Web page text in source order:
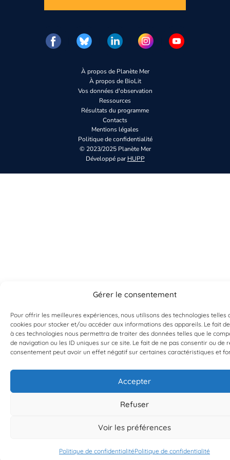
Gérer le consentement
Pour offrir les meilleures expériences, nous utilisons des technologies telles
cookies pour stocker et/ou accéder aux informations des appareils. Le fait
à ces technologies nous permettra de traiter des données telles que le
de navigation ou les ID uniques sur ce site. Le fait de ne pas consentir ou de
consentement peut avoir un effet négatif sur certaines caractéristiques et
Accepter
Refuser
Voir les préférences
Politique de confidentialitéPolitique de confidentialité
À propos de Planète Mer
À propos de BioLit
Vos données d'observation
Ressources
Résultats du programme
Contacts
Mentions légales
Politique de confidentialité
© 2023/2025 Planète Mer
Développé parHUPP